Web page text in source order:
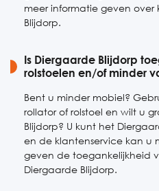
meer informatie geven over
Blijdorp.
Is Diergaarde Blijdorp
rolstoelen en/of minder
Bent u minder mobiel?
rollator of rolstoel en wilt u
Blijdorp? U kunt het
en de klantenservice kan u
geven de toegankelijkheid
Diergaarde Blijdorp.